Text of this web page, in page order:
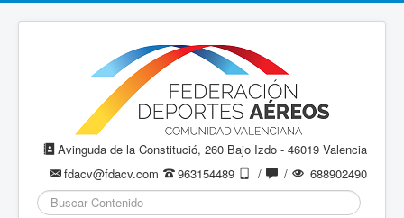
Avinguda de la Constitució, 260 Bajo Izdo - 46019 Valencia
fdacv@fdacv.com
963154489 / /
688902490
Buscar...